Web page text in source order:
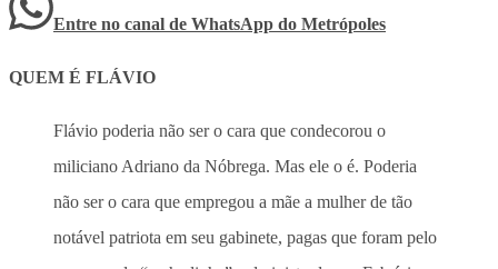
Entre no canal de WhatsApp do Metrópoles
QUEM É FLÁVIO
Flávio poderia não ser o cara que condecorou o
miliciano Adriano da Nóbrega. Mas ele o é. Poderia
não ser o cara que empregou a mãe a mulher de tão
notável patriota em seu gabinete, pagas que foram pelo